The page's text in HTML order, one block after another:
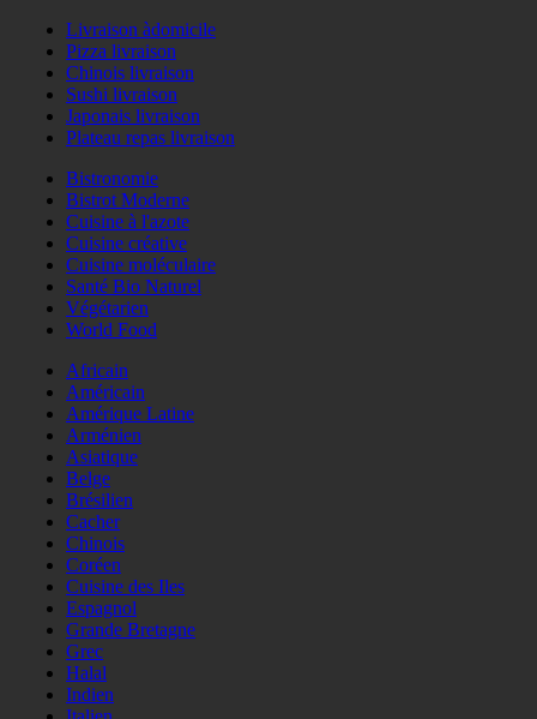
Livraison àdomicile
Pizza livraison
Chinois livraison
Sushi livraison
Japonais livraison
Plateau repas livraison
Bistronomie
Bistrot Moderne
Cuisine à l'azote
Cuisine créative
Cuisine moléculaire
Santé Bio Naturel
Végétarien
World Food
Africain
Américain
Amérique Latine
Arménien
Asiatique
Belge
Brésilien
Cacher
Chinois
Coréen
Cuisine des Iles
Espagnol
Grande Bretagne
Grec
Halal
Indien